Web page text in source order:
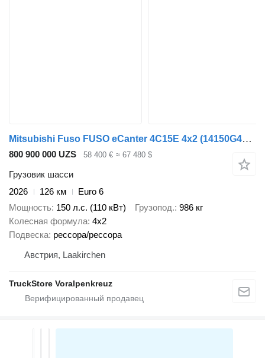
Mitsubishi Fuso FUSO eCanter 4C15E 4x2 (14150G4025)
800 900 000 UZS
58 400 € ≈ 67 480 $
Грузовик шасси
2026
126 км
Euro 6
Мощность 150 л.с. (110 кВт) Грузопод. 986 кг
Колесная формула 4x2
Подвеска рессора/рессора
Австрия, Laakirchen
TruckStore Voralpenkreuz